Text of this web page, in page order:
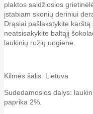
plaktos saldžiosios
įstabiam skonių deriniui
Drąsiai pašlakstykite
neatsisakykite baltąjį
laukinių rožių uogiene.
Kilmės šalis: Lietuva
Sudedamosios dalys:
paprika 2%.